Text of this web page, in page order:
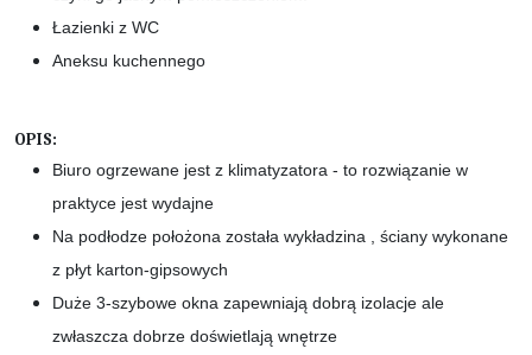
Łazienki z WC
Aneksu kuchennego
OPIS:
Biuro ogrzewane jest z klimatyzatora - to rozwiązanie w
praktyce jest wydajne
Na podłodze położona została wykładzina , ściany wykonane
z płyt karton-gipsowych
Duże 3-szybowe okna zapewniają dobrą izolacje ale
zwłaszcza dobrze doświetlają wnętrze